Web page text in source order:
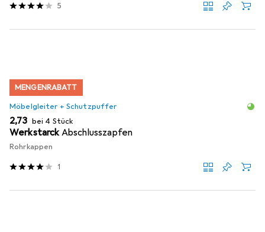
5
MENGENRABATT
Möbelgleiter + Schutzpuffer
EUR
2,73 bei 4 Stück
WerkstarckAbschlusszapfen
Rohrkappen
1